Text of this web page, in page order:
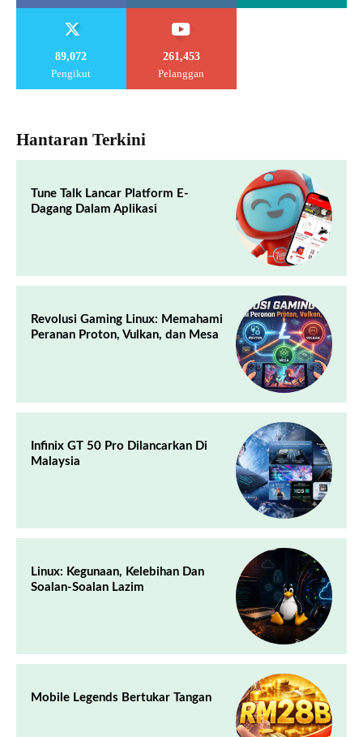
89,072
Pengikut
261,453
Pelanggan
Hantaran Terkini
Tune Talk Lancar Platform E-
Dagang Dalam Aplikasi
Revolusi Gaming Linux: Memahami
Peranan Proton, Vulkan, dan Mesa
Infinix GT 50 Pro Dilancarkan Di
Malaysia
Linux: Kegunaan, Kelebihan Dan
Soalan-Soalan Lazim
Mobile Legends Bertukar Tangan